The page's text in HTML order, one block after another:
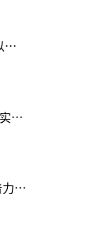
深学细悟铸根基 实干笃行促发展——我校以正确政绩观引领“十五五”开局新征程
聚力聚智 共商共谋 草食家畜育种全国重点实验室（筹）学术委员会会议召开
黄思光强调:牢固树立健康第一教育理念 着力培养德智体美劳全面发展的卓越农林人才